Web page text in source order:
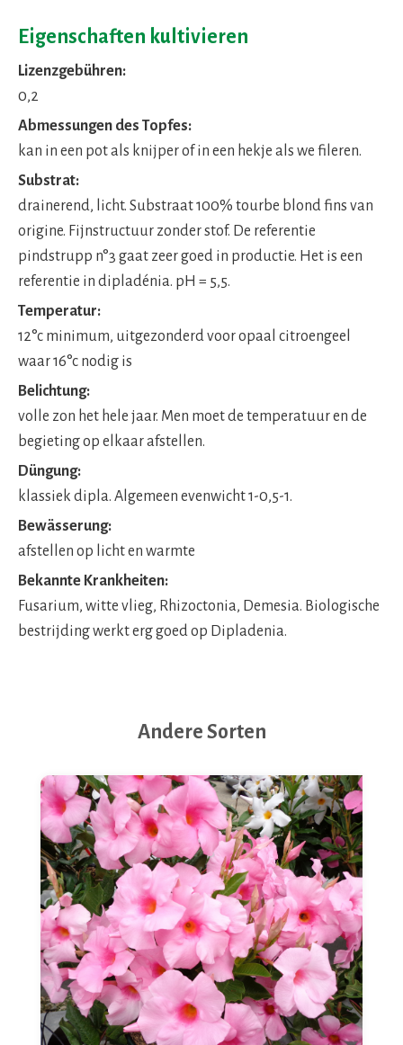
Eigenschaften kultivieren
Lizenzgebühren:
0,2
Abmessungen des Topfes:
kan in een pot als knijper of in een hekje als we fileren.
Substrat:
drainerend, licht. Substraat 100% tourbe blond fins van
origine. Fijnstructuur zonder stof. De referentie
pindstrupp n°3 gaat zeer goed in productie. Het is een
referentie in dipladénia. pH = 5,5.
Temperatur:
12°c minimum, uitgezonderd voor opaal citroengeel
waar 16°c nodig is
Belichtung:
volle zon het hele jaar. Men moet de temperatuur en de
begieting op elkaar afstellen.
Düngung:
klassiek dipla. Algemeen evenwicht 1-0,5-1.
Bewässerung:
afstellen op licht en warmte
Bekannte Krankheiten:
Fusarium, witte vlieg, Rhizoctonia, Demesia. Biologische
bestrijding werkt erg goed op Dipladenia.
Andere Sorten